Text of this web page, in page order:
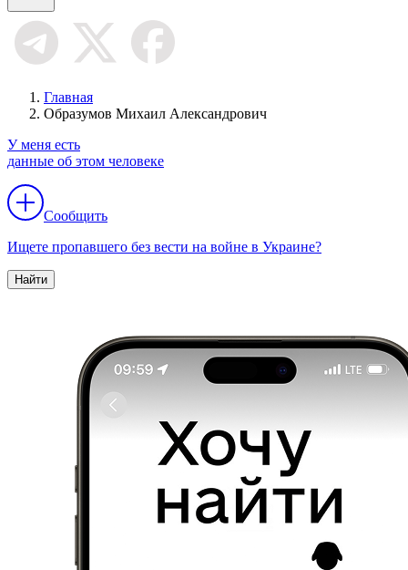
Главная
Образумов Михаил Александрович
У меня есть
данные об этом человеке
Сообщить
Ищете пропавшего без вести на войне в Украине?
Найти